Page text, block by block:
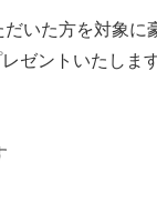
いた方を対象
ゼントいたします